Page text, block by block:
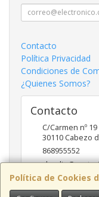
Política de Cookies
Contacto
Política Privacidad
Condiciones de
¿Quienes Somos?
Contacto
C/Carmen nº 19
30110 Cabezo
868955552